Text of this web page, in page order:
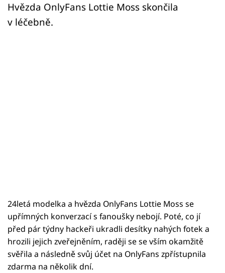
Hvězda OnlyFans Lottie Moss skončila
v léčebně.
24letá modelka a hvězda OnlyFans Lottie Moss se
upřímných konverzací s fanoušky nebojí. Poté, co jí
před pár týdny hackeři ukradli desítky nahých fotek a
hrozili jejich zveřejněním, raději se se vším okamžitě
svěřila a následně svůj účet na OnlyFans zpřístupnila
zdarma na několik dní.